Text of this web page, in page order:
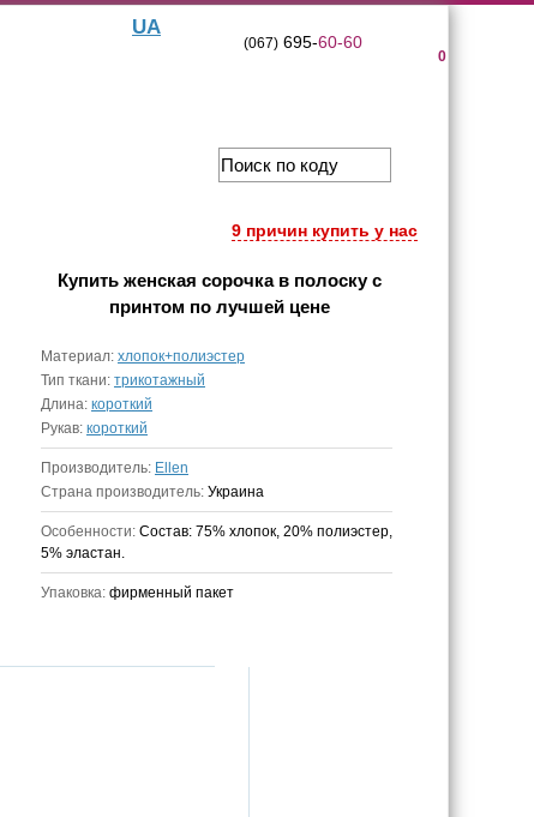
UA
0
(067)695-60-60
9 причин купить у нас
Купить женская сорочка в полоску с
принтом по лучшей цене
Материал: хлопок+полиэстер
Тип ткани: трикотажный
Длина: короткий
Рукав: короткий
Производитель: Ellen
Страна производитель: Украина
Особенности: Состав: 75% хлопок, 20% полиэстер,
5% эластан.
Упаковка: фирменный пакет